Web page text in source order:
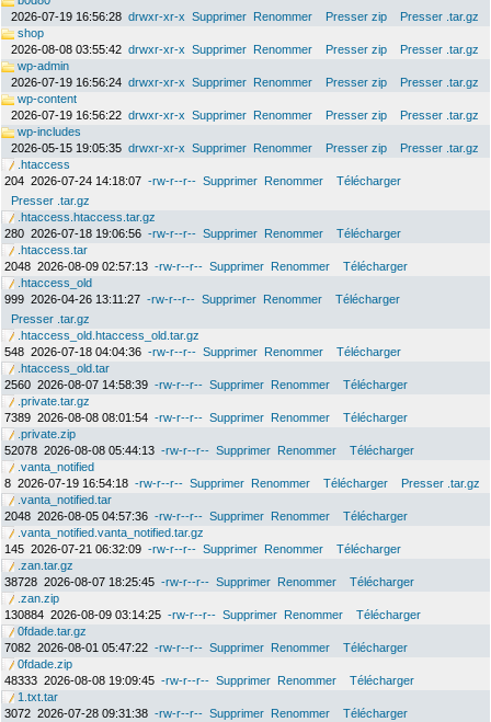
2026-07-19 16:56:28 drwxr-xr-x Supprimer Renommer Presser zip
Presser .tar.gz
shop
2026-08-08 03:55:42 drwxr-xr-x Supprimer Renommer Presser zip
Presser .tar.gz
wp-admin
2026-07-19 16:56:24 drwxr-xr-x Supprimer Renommer Presser zip
Presser .tar.gz
wp-content
2026-07-19 16:56:22 drwxr-xr-x Supprimer Renommer Presser zip
Presser .tar.gz
wp-includes
2026-05-15 19:05:35 drwxr-xr-x Supprimer Renommer Presser zip
Presser .tar.gz
.htaccess
204 2026-07-24 14:18:07 -rw-r--r-- Supprimer Renommer
Télécharger
Presser .tar.gz
.htaccess.htaccess.tar.gz
280 2026-07-18 19:06:56 -rw-r--r-- Supprimer Renommer
Télécharger
.htaccess.tar
2048 2026-08-09 02:57:13 -rw-r--r-- Supprimer Renommer
Télécharger
.htaccess_old
999 2026-04-26 13:11:27 -rw-r--r-- Supprimer Renommer
Télécharger
Presser .tar.gz
.htaccess_old.htaccess_old.tar.gz
548 2026-07-18 04:04:36 -rw-r--r-- Supprimer Renommer
Télécharger
.htaccess_old.tar
2560 2026-08-07 14:58:39 -rw-r--r-- Supprimer Renommer
Télécharger
.private.tar.gz
7389 2026-08-08 08:01:54 -rw-r--r-- Supprimer Renommer
Télécharger
.private.zip
52078 2026-08-08 05:44:13 -rw-r--r-- Supprimer Renommer
Télécharger
.vanta_notified
8 2026-07-19 16:54:18 -rw-r--r-- Supprimer Renommer Télécharger
Presser .tar.gz
.vanta_notified.tar
2048 2026-08-05 04:57:36 -rw-r--r-- Supprimer Renommer
Télécharger
.vanta_notified.vanta_notified.tar.gz
145 2026-07-21 06:32:09 -rw-r--r-- Supprimer Renommer
Télécharger
.zan.tar.gz
38728 2026-08-07 18:25:45 -rw-r--r-- Supprimer Renommer
Télécharger
.zan.zip
130884 2026-08-09 03:14:25 -rw-r--r-- Supprimer Renommer
Télécharger
0fdade.tar.gz
7082 2026-08-01 05:47:22 -rw-r--r-- Supprimer Renommer
Télécharger
0fdade.zip
48333 2026-08-08 19:09:45 -rw-r--r-- Supprimer Renommer
Télécharger
1.txt.tar
3072 2026-07-28 09:31:38 -rw-r--r-- Supprimer Renommer
Télécharger